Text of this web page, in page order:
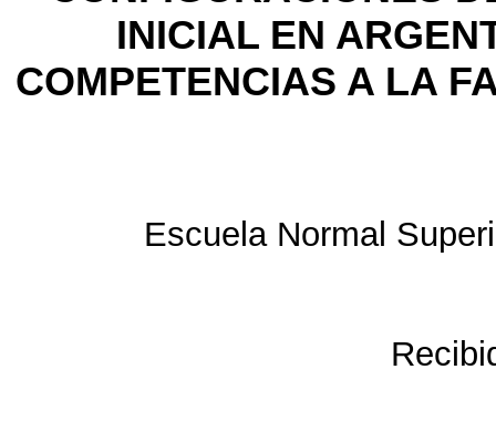
INICIAL EN
COMPETENCIAS A LA
Escuela Normal